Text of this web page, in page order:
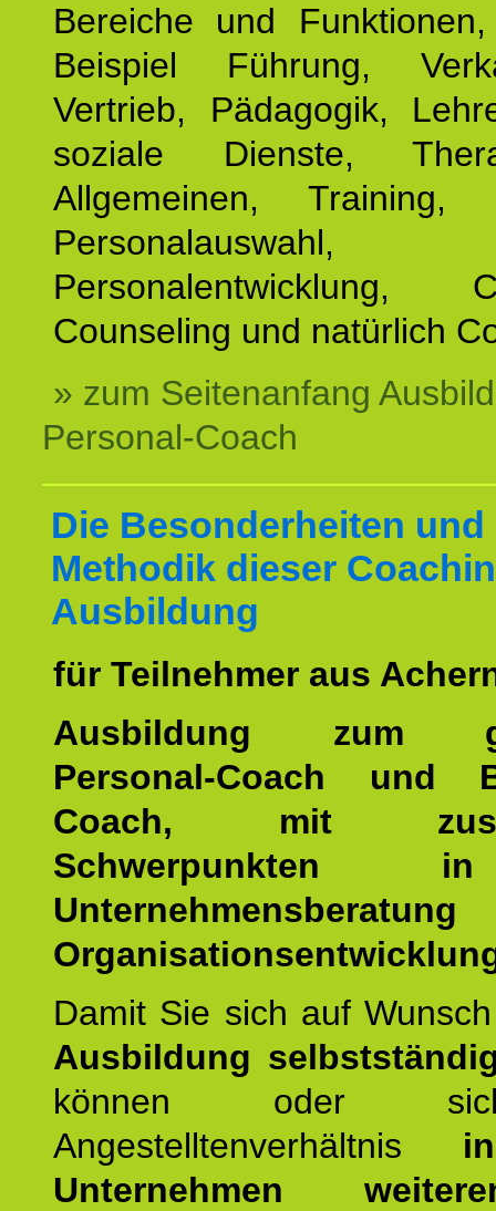
Bereiche und
Beispiel Führung,
Vertrieb, Pädagogik,
soziale Dienste,
Allgemeinen, Training,
Personalauswahl,
Personalentwicklung,
Counseling und natürlich
» zum Seitenanfang
Personal-Coach
Die Besonderheiten und
Methodik dieser
Ausbildung
für Teilnehmer aus
Ausbildung zum
Personal-Coach und
Coach, mit
Schwerpunkten
Damit Sie sich auf
Ausbildung
können oder
Angestelltenverhältnis
Unternehmen